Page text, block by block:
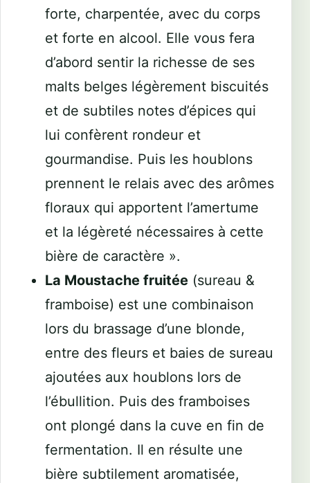
forte, charpentée, avec du corps
et forte en alcool. Elle vous fera
d’abord sentir la richesse de ses
malts belges légèrement biscuités
et de subtiles notes d’épices qui
lui confèrent rondeur et
gourmandise. Puis les houblons
prennent le relais avec des arômes
floraux qui apportent l’amertume
et la légèreté nécessaires à cette
bière de caractère ».
La Moustache fruitée (sureau &
framboise) est une combinaison
lors du brassage d’une blonde,
entre des fleurs et baies de sureau
ajoutées aux houblons lors de
l’ébullition. Puis des framboises
ont plongé dans la cuve en fin de
fermentation. Il en résulte une
bière subtilement aromatisée,